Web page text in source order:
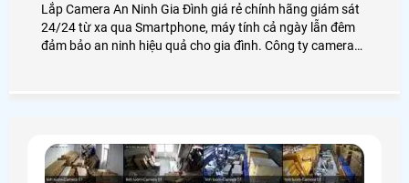
Lắp Camera An Ninh Gia Đình giá rẻ chính hãng giám sát
24/24 từ xa qua Smartphone, máy tính cả ngày lẫn đêm
đảm bảo an ninh hiệu quả cho gia đình. Công ty camera